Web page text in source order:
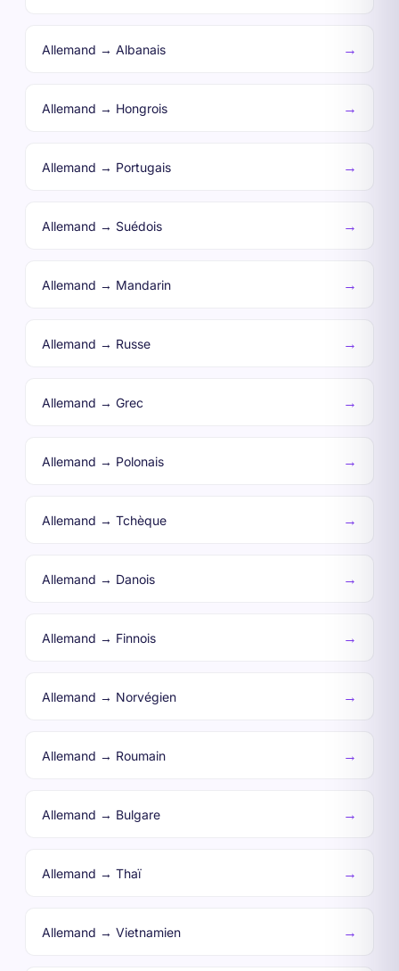
Allemand → Albanais →
Allemand → Hongrois →
Allemand → Portugais →
Allemand → Suédois →
Allemand → Mandarin →
Allemand → Russe →
Allemand → Grec →
Allemand → Polonais →
Allemand → Tchèque →
Allemand → Danois →
Allemand → Finnois →
Allemand → Norvégien →
Allemand → Roumain →
Allemand → Bulgare →
Allemand → Thaï →
Allemand → Vietnamien →